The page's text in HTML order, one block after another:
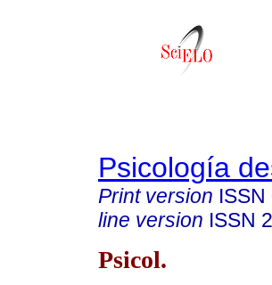
Psicología
Print version ISSN
line version ISSN
Psicol.